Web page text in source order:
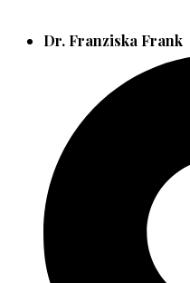
Dr. Franziska Frank